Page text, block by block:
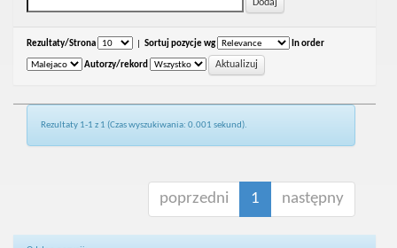
Rezultaty/Strona Sortuj pozycje wg In order
Autorzy/rekord
Rezultaty 1-1 z 1 (Czas wyszukiwania: 0.001 sekund).
poprzedni 1 następny